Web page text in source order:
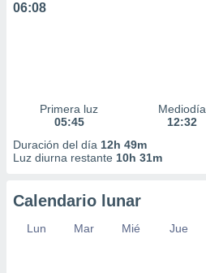
06:08
Primera luz
05:45
Mediodía
12:32
Duración del día 12h 49m
Luz diurna restante 10h 31m
Calendario lunar
Lun Mar Mié Jue